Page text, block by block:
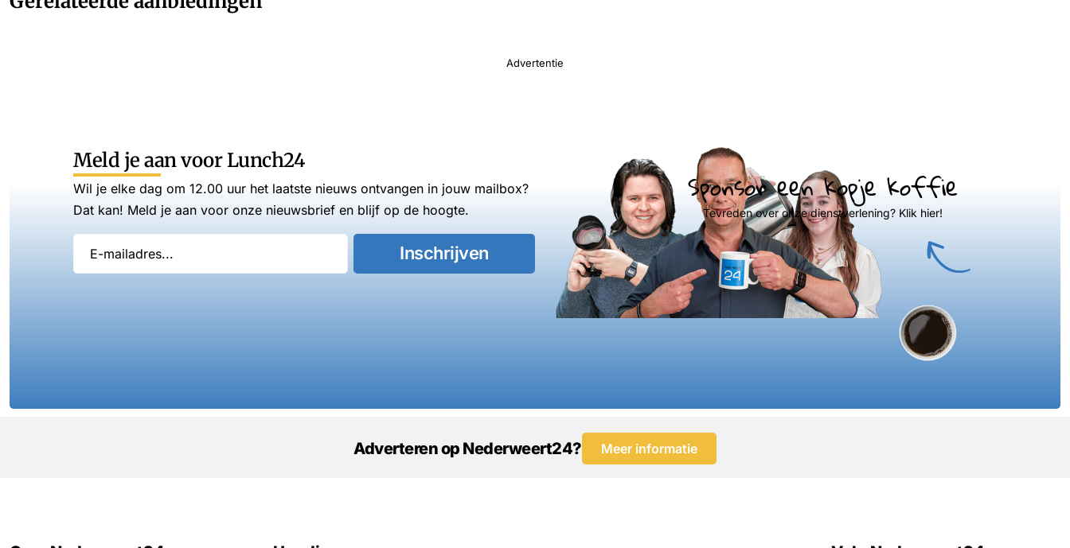
Advertentie
Meld je aan voor Lunch24
Wil je elke dag om 12.00 uur het laatste nieuws ontvangen in jouw mailbox?
Dat kan! Meld je aan voor onze nieuwsbrief en blijf op de hoogte.
Inschrijven
Sponsor een kopje koffie
Tevreden over onze dienstverlening? Klik hier!
Adverteren op Nederweert24? Meer informatie